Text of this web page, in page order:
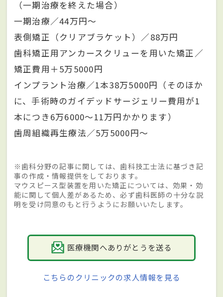
（一期治療を終えた場合）
一期治療／44万円～
表側矯正（クリアブラケット）／88万円
歯科矯正用アンカースクリューを用いた矯正／
矯正費用＋5万5000円
インプラント治療／1本38万5000円（そのほか
に、手術時のガイデッドサージェリー費用が1
本につき6万6000～11万円かかります）
歯周組織再生療法／5万5000円～
※歯科分野の記事に関しては、歯科技工士法に基づき記
事の作成・情報提供をしております。
マウスピース型装置を用いた矯正については、効果・効
能に関して個人差があるため、必ず歯科医師の十分な説
明を受け同意のもと行うようにお願いいたします。
医療機関へありがとうを送る
こちらのクリニックの求人情報を見る